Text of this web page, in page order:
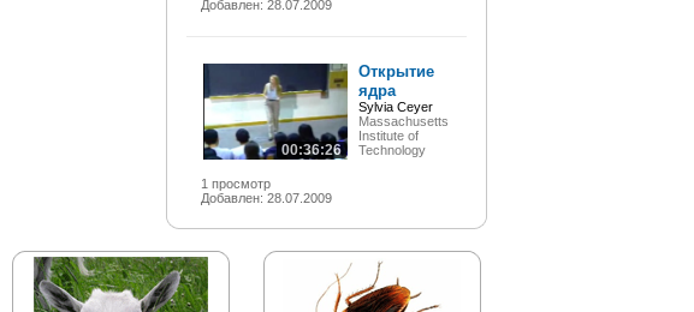
Добавлен: 28.07.2009
00:36:26
1 просмотр
Добавлен: 28.07.2009
Открытие
ядра
Sylvia Ceyer
Massachusetts
Institute of
Technology